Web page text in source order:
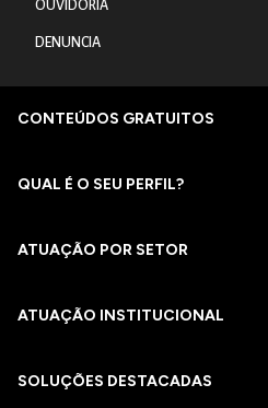
OUVIDORIA
DENUNCIA
CONTEÚDOS GRATUITOS
QUAL É O SEU PERFIL?
ATUAÇÃO POR SETOR
ATUAÇÃO INSTITUCIONAL
SOLUÇÕES DESTACADAS